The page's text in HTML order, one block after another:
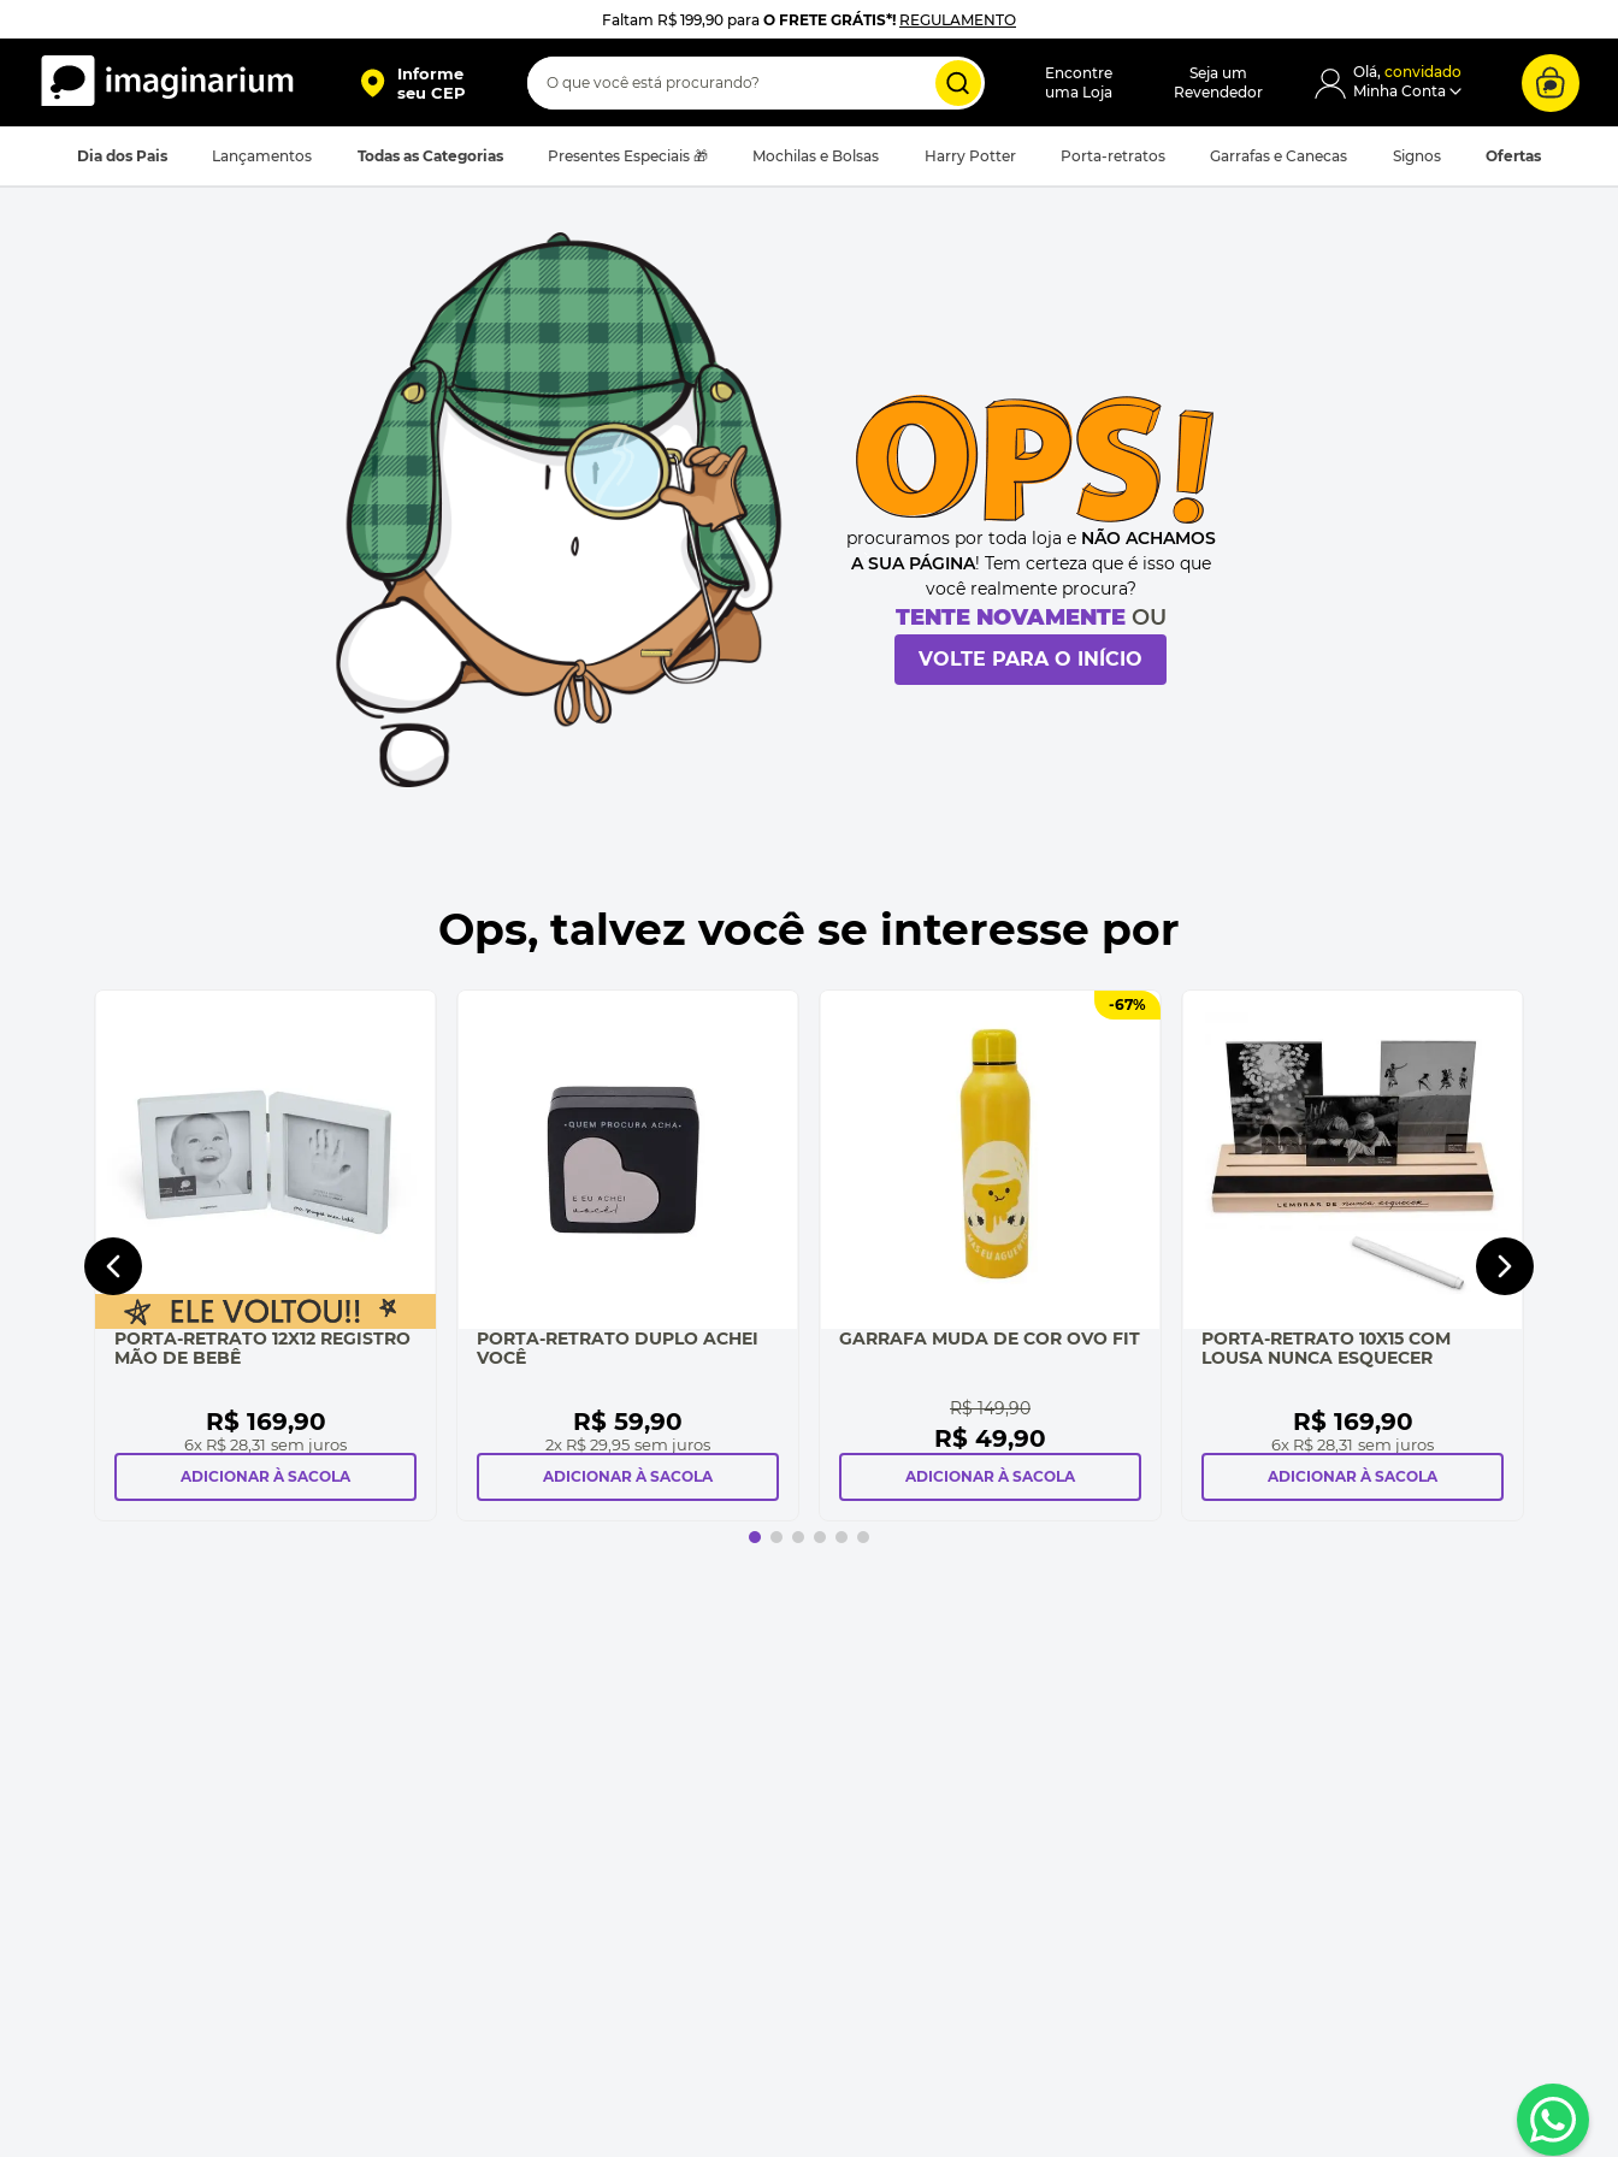
Faltam R$ 199,90 para O FRETE GRÁTIS*! REGULAMENTO
Informe
seu CEP
O que você está procurando?
Encontre
uma Loja
Seja um
Revendedor
convidado
Dia dos Pais Lançamentos Todas as Categorias Presentes Especiais 🎁 Mochilas e Bolsas Harry Potter Porta-retratos Garrafas e Canecas Signos Ofertas
procuramos por toda loja e NÃO ACHAMOS
A SUA PÁGINA! Tem certeza que é isso que
você realmente procura?
TENTE NOVAMENTEOU
VOLTE PARA O INÍCIO
Ops, talvez você se interesse por
PORTA-RETRATO 12X12 REGISTRO
MÃO DE BEBÊ
R$ 169,90
6x R$ 28,31 sem juros
ADICIONAR À SACOLA
PORTA-RETRATO DUPLO ACHEI
VOCÊ
R$ 59,90
2x R$ 29,95 sem juros
ADICIONAR À SACOLA
-67%
GARRAFA MUDA DE COR OVO FIT
R$ 149,90
R$ 49,90
ADICIONAR À SACOLA
PORTA-RETRATO 10X15 COM
LOUSA NUNCA ESQUECER
R$ 169,90
6x R$ 28,31 sem juros
ADICIONAR À SACOLA
TERMOS MAIS BUSCADOS
harry potter